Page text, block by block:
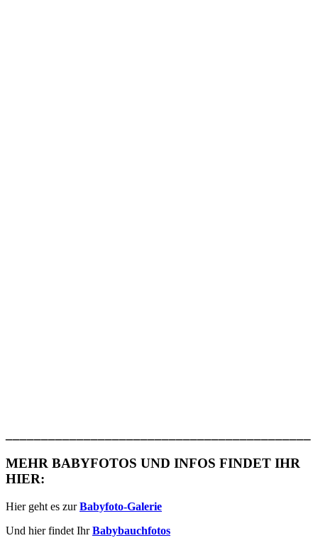
MEHR BABYFOTOS UND INFOS FINDET IHR
HIER:
Hier geht es zurBabyfoto-Galerie
Und hier findet IhrBabybauchfotos